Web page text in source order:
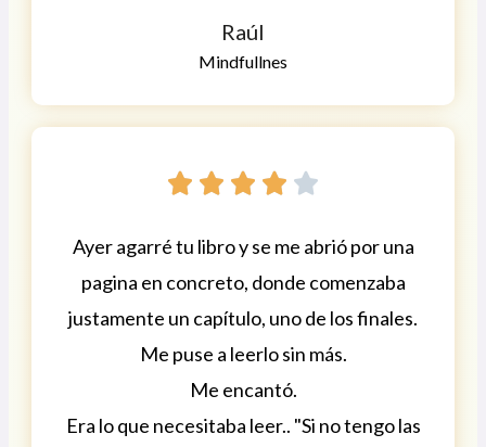
Raúl
Mindfullnes
    
Ayer agarré tu libro y se me abrió por una
pagina en concreto, donde comenzaba
justamente un capítulo, uno de los finales.
Me puse a leerlo sin más.
Me encantó.
Era lo que necesitaba leer.. "Si no tengo las